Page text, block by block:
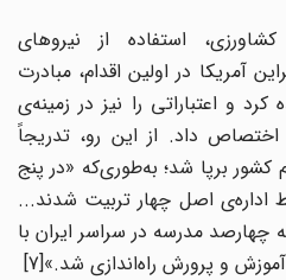
استفاده از نیروهای
آمریکا در اولین اقدام، مبادرت
و اعتباراتی را نیز در زمینه‌‌ی
داد. از این رو، تدریجاً
برپا شد؛ به‌طوری‌که «در پنج
اصل چهار تربیت شدند...
مدرسه در سراسر ایران با
و پرورش راه‌اندازی شد.»[7]